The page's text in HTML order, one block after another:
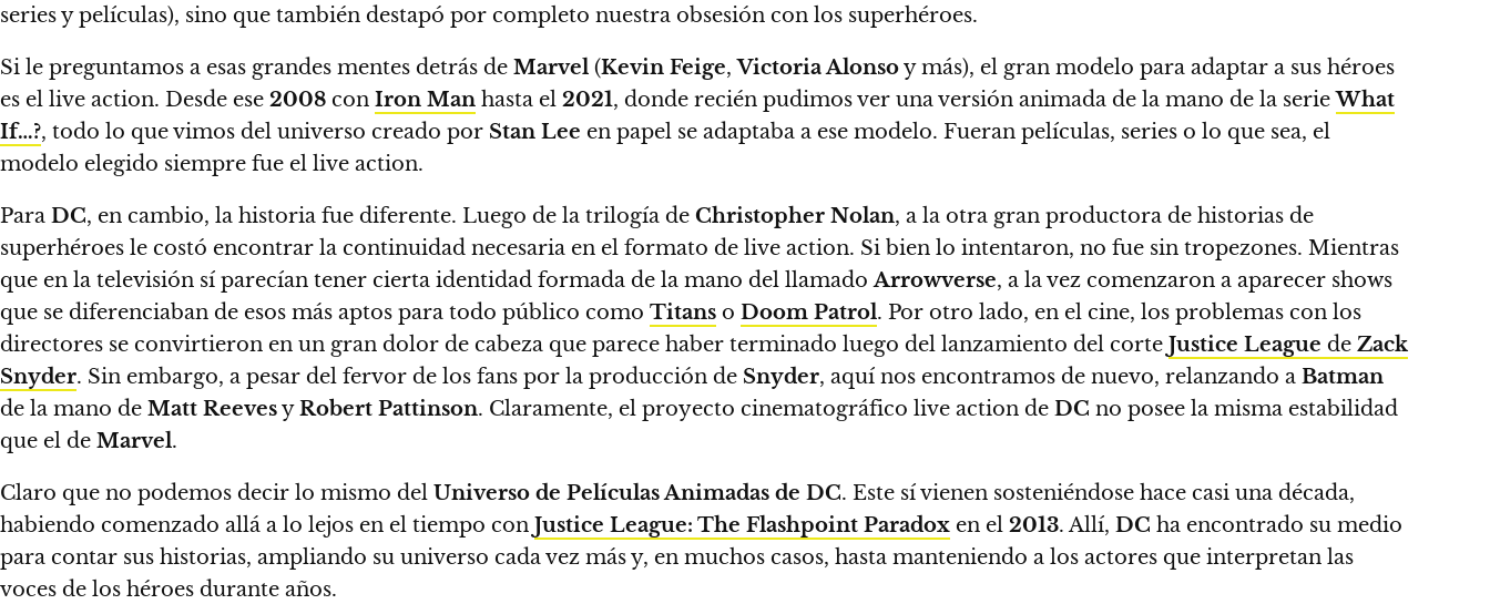
series y películas), sino que también destapó por completo nuestra obsesión con los superhéroes.
Si le preguntamos a esas grandes mentes detrás de Marvel (Kevin Feige,Victoria Alonsoy más), el gran modelo para adaptar a sus héroes
es el live action. Desde ese 2008 con Iron Man hasta el 2021, donde recién pudimos ver una versión animada de la mano de la serieWhat
If…?, todo lo que vimos del universo creado por Stan Lee en papel se adaptaba a ese modelo. Fueran películas, series o lo que sea, el
modelo elegido siempre fue el live action.
Para DC, en cambio, la historia fue diferente. Luego de la trilogía de Christopher Nolan, a la otra gran productora de historias de
superhéroes le costó encontrar la continuidad necesaria en el formato de live action. Si bien lo intentaron, no fue sin tropezones. Mientras
que en la televisión sí parecían tener cierta identidad formada de la mano del llamadoArrowverse, a la vez comenzaron a aparecer shows
que se diferenciaban de esos más aptos para todo público como Titans o Doom Patrol. Por otro lado, en el cine, los problemas con los
directores se convirtieron en un gran dolor de cabeza que parece haber terminado luego del lanzamiento del corte Justice League de Zack
Snyder. Sin embargo, a pesar del fervor de los fans por la producción de Snyder, aquí nos encontramos de nuevo, relanzando a Batman
de la mano de Matt ReevesyRobert Pattinson. Claramente, el proyecto cinematográfico live action de DC no posee la misma estabilidad
que el de Marvel.
Claro que no podemos decir lo mismo del Universo de Películas Animadas de DC. Este sí vienen sosteniéndose hace casi una década,
habiendo comenzado allá a lo lejos en el tiempo con Justice League: The Flashpoint Paradox en el 2013. Allí, DC ha encontrado su medio
para contar sus historias, ampliando su universo cada vez más y, en muchos casos, hasta manteniendo a los actores que interpretan las
voces de los héroes durante años.